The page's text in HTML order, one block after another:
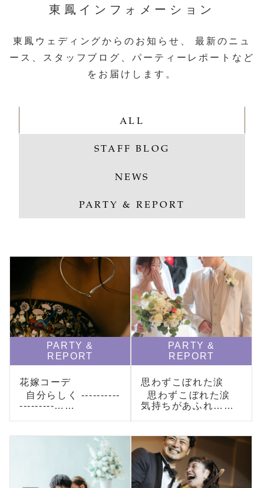
東鳳インフォメーション
東鳳ウェディングからのお知らせ、
最新のニュ
ース、スタッフブログ、パーティーレポートなど
をお届けします。
ALL
STAFF BLOG
NEWS
PARTY & REPORT
PARTY &
REPORT
花嫁コーデ
自分らしく ----------
---------……
PARTY &
REPORT
思わずこぼれた涙
思わずこぼれた涙
気持ちがあふれ……